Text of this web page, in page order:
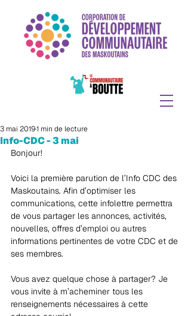
Info-CDC - 3 mai
3 mai 20191 min de lecture
Bonjour!
Voici la première parution de l’Info CDC des
Maskoutains. Afin d’optimiser les
communications, cette infolettre permettra
de vous partager les annonces, activités,
nouvelles, offres d’emploi ou autres
informations pertinentes de votre CDC et de
ses membres.
Vous avez quelque chose à partager? Je
vous invite à m’acheminer tous les
renseignements nécessaires à cette